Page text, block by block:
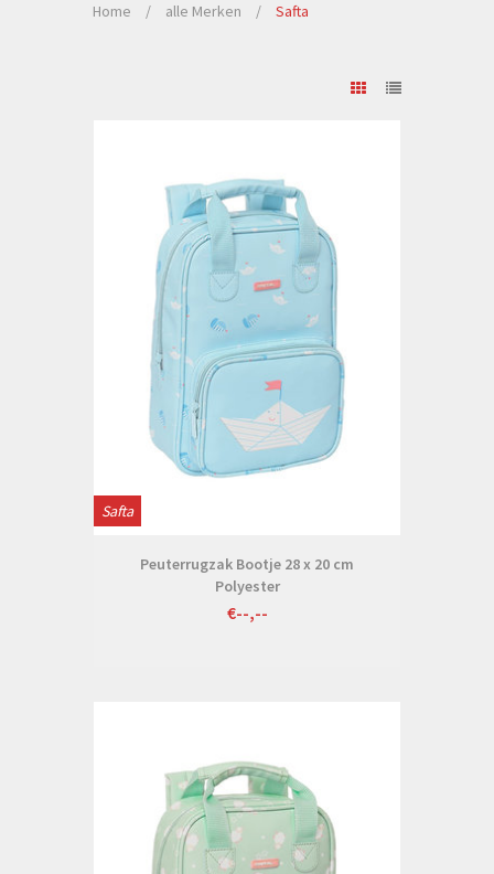
Home / alle Merken / Safta
Safta
Peuterrugzak Bootje 28 x 20 cm
Polyester
€--,--